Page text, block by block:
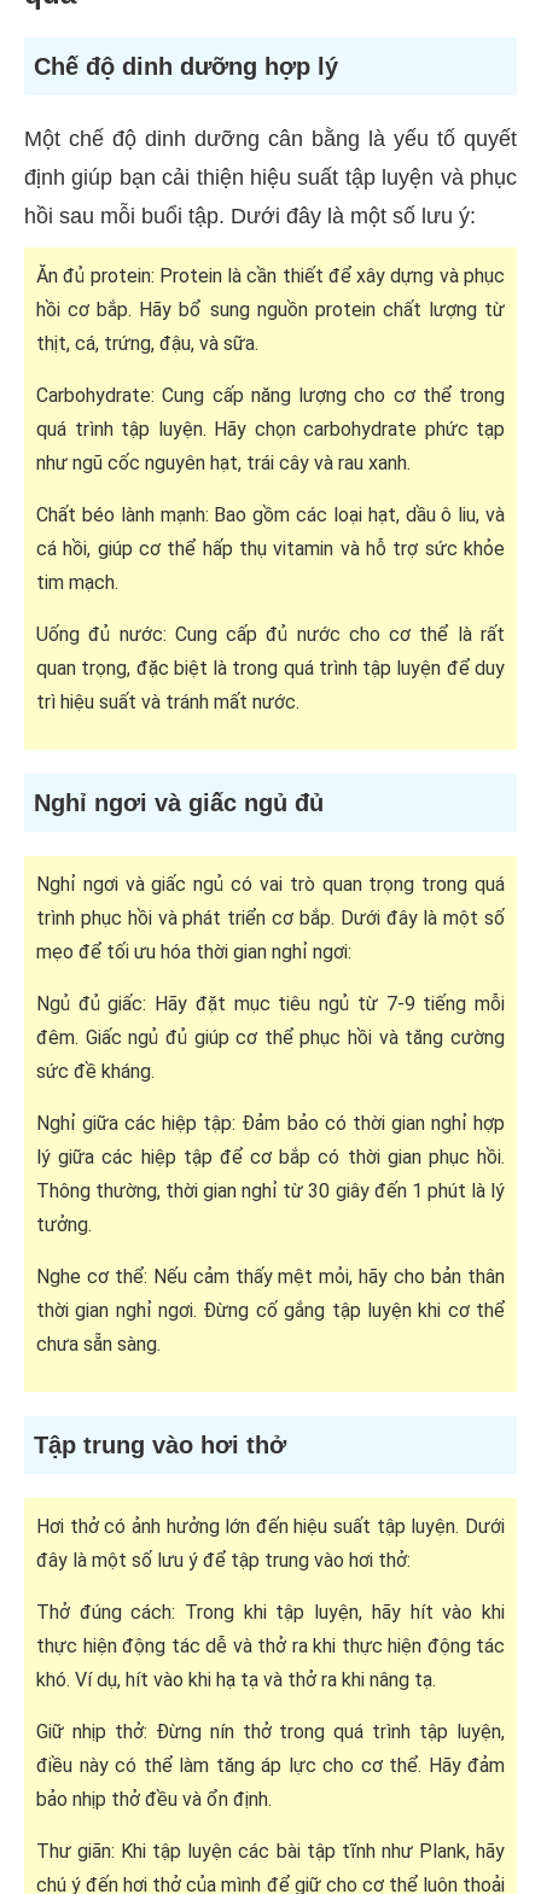
Chế độ dinh dưỡng hợp lý
Một chế độ dinh dưỡng cân bằng là yếu tố quyết
định giúp bạn cải thiện hiệu suất tập luyện và phục
hồi sau mỗi buổi tập. Dưới đây là một số lưu ý:
Ăn đủ protein: Protein là cần thiết để xây dựng và phục
hồi cơ bắp. Hãy bổ sung nguồn protein chất lượng từ
thịt, cá, trứng, đậu, và sữa.
Carbohydrate: Cung cấp năng lượng cho cơ thể trong
quá trình tập luyện. Hãy chọn carbohydrate phức tạp
như ngũ cốc nguyên hạt, trái cây và rau xanh.
Chất béo lành mạnh: Bao gồm các loại hạt, dầu ô liu, và
cá hồi, giúp cơ thể hấp thụ vitamin và hỗ trợ sức khỏe
tim mạch.
Uống đủ nước: Cung cấp đủ nước cho cơ thể là rất
quan trọng, đặc biệt là trong quá trình tập luyện để duy
trì hiệu suất và tránh mất nước.
Nghỉ ngơi và giấc ngủ đủ
Nghỉ ngơi và giấc ngủ có vai trò quan trọng trong quá
trình phục hồi và phát triển cơ bắp. Dưới đây là một số
mẹo để tối ưu hóa thời gian nghỉ ngơi:
Ngủ đủ giấc: Hãy đặt mục tiêu ngủ từ 7-9 tiếng mỗi
đêm. Giấc ngủ đủ giúp cơ thể phục hồi và tăng cường
sức đề kháng.
Nghỉ giữa các hiệp tập: Đảm bảo có thời gian nghỉ hợp
lý giữa các hiệp tập để cơ bắp có thời gian phục hồi.
Thông thường, thời gian nghỉ từ 30 giây đến 1 phút là lý
tưởng.
Nghe cơ thể: Nếu cảm thấy mệt mỏi, hãy cho bản thân
thời gian nghỉ ngơi. Đừng cố gắng tập luyện khi cơ thể
chưa sẵn sàng.
Tập trung vào hơi thở
Hơi thở có ảnh hưởng lớn đến hiệu suất tập luyện. Dưới
đây là một số lưu ý để tập trung vào hơi thở:
Thở đúng cách: Trong khi tập luyện, hãy hít vào khi
thực hiện động tác dễ và thở ra khi thực hiện động tác
khó. Ví dụ, hít vào khi hạ tạ và thở ra khi nâng tạ.
Giữ nhịp thở: Đừng nín thở trong quá trình tập luyện,
điều này có thể làm tăng áp lực cho cơ thể. Hãy đảm
bảo nhịp thở đều và ổn định.
Thư giãn: Khi tập luyện các bài tập tĩnh như Plank, hãy
chú ý đến hơi thở của mình để giữ cho cơ thể luôn thoải